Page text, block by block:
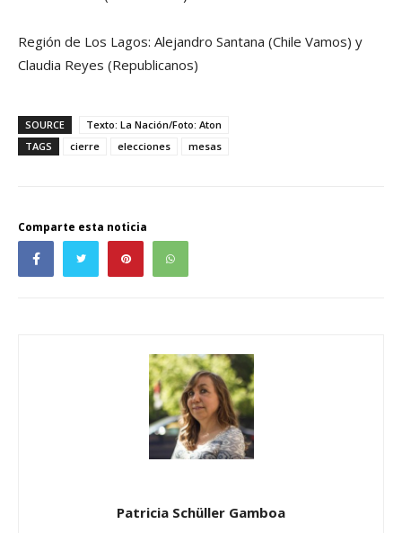
Región de Los Lagos: Alejandro Santana (Chile Vamos) y
Claudia Reyes (Republicanos)
SOURCE
Texto: La Nación/Foto: Aton
TAGS
cierre elecciones mesas
Comparte esta noticia
Patricia Schüller Gamboa